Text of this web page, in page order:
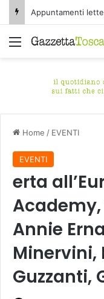
Appuntamenti
Menu
Home / EVENTI
EVENTI
erta
Annie
Minervini,
Guzzanti,